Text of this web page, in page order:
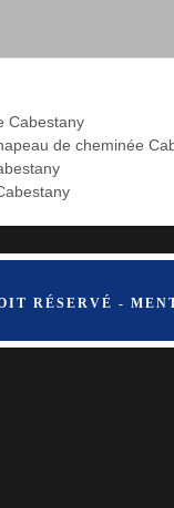
Cabestany
de cheminée
RÉSERVÉ -